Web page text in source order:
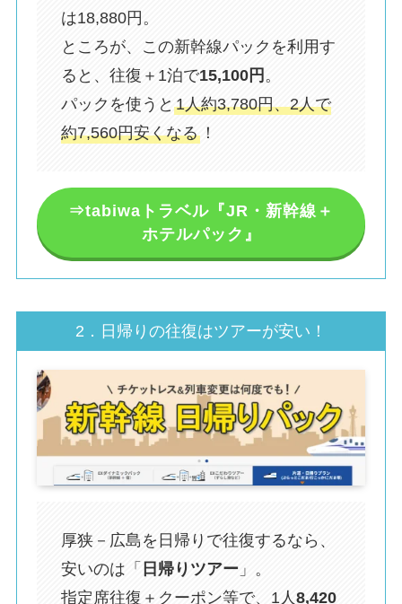
は18,880円。
ところが、この新幹線パックを利用す
ると、往復＋1泊で15,100円 。
パックを使うと1人約3,780円、2人で
約7,560円安くなる ！
⇒tabiwaトラベル『JR・新幹線＋
ホテルパック』
2．日帰りの往復はツアーが安い！
厚狭－広島を日帰りで往復するなら、
安いのは「 日帰りツアー 」。
指定席往復＋クーポン等で、1人8,420